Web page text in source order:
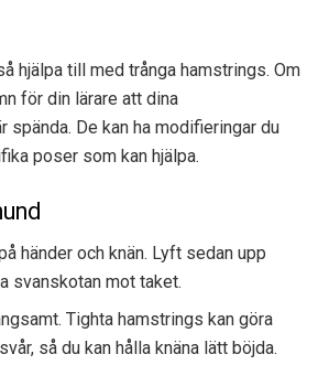
hjälpa till med trånga hamstrings. Om
för din lärare att dina
spända. De kan ha modifieringar du
poser som kan hjälpa.
händer och knän. Lyft sedan upp
svanskotan mot taket.
Tighta hamstrings kan göra
så du kan hålla knäna lätt böjda.